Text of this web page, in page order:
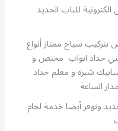
للباب الحديد
سياج ممتاز أنواع
حداد ابواب مختص و
شبره و معلم حداد
الساعة
ونوفر أيضا خدمة لحام